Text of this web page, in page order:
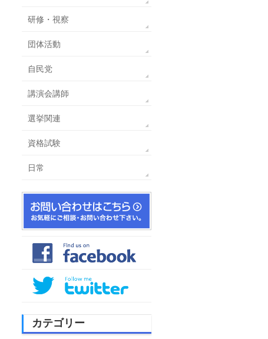
研修・視察
団体活動
自民党
講演会講師
選挙関連
資格試験
日常
カテゴリー